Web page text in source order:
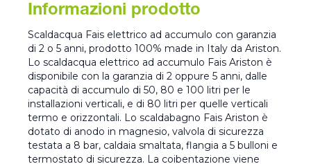
Informazioni prodotto
Scaldacqua Fais elettrico ad accumulo con garanzia
di 2 o 5 anni, prodotto 100% made in Italy da Ariston.
Lo scaldacqua elettrico ad accumulo Fais Ariston è
disponibile con la garanzia di 2 oppure 5 anni, dalle
capacità di accumulo di 50, 80 e 100 litri per le
installazioni verticali, e di 80 litri per quelle verticali
termo e orizzontali. Lo scaldabagno Fais Ariston è
dotato di anodo in magnesio, valvola di sicurezza
testata a 8 bar, caldaia smaltata, flangia a 5 bulloni e
termostato di sicurezza. La coibentazione viene